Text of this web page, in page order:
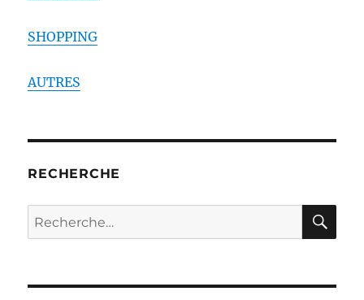
SHOPPING
AUTRES
RECHERCHE
Recherche
pour :